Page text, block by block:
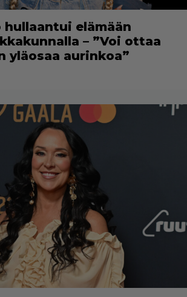
hullaantui elämään
– ”Voi ottaa
yläosaa aurinkoa”